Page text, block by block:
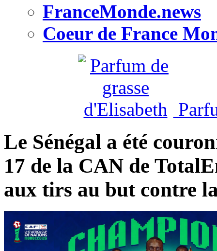
FranceMonde.news
Coeur de France
Le Sénégal a été
17 de la CAN de
aux tirs au but contre